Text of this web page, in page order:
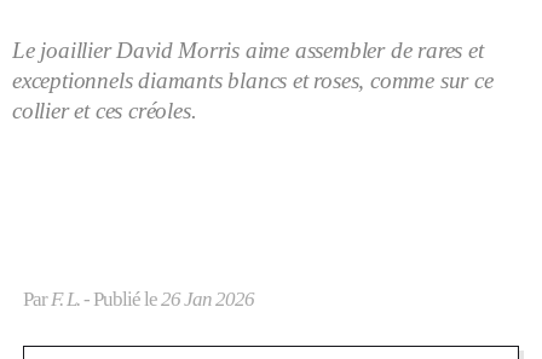
Le joaillier David Morris aime assembler de rares et
exceptionnels diamants blancs et roses, comme sur ce
collier et ces créoles.
ParF. L.- Publié le26 Jan 2026